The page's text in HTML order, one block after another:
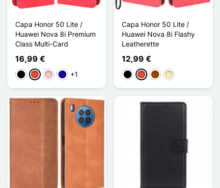
Capa Honor 50 Lite /
Huawei Nova 8i Premium
Class Multi-Card
16,99 €
PretoVermelho
RosaAzul Escuro
+1
Capa Honor 50 Lite /
Huawei Nova 8i Flashy
Leatherette
12,99 €
PretoVermelho
Castanho
Ouro